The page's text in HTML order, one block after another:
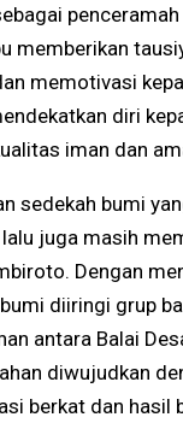
memberikan
memotivasi
diri
iman dan
sedekah bumi
juga masih
Dengan
diiringi grup
antara Balai
diwujudkan
berkat dan hasil